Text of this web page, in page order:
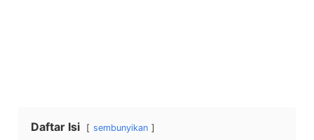
Daftar Isi sembunyikan